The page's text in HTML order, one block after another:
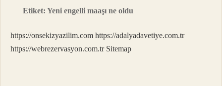
Etiket:Yeni engelli maaşı ne oldu
https://onsekizyazilim.com https://adalyadavetiye.com.tr
https://webrezervasyon.com.tr Sitemap